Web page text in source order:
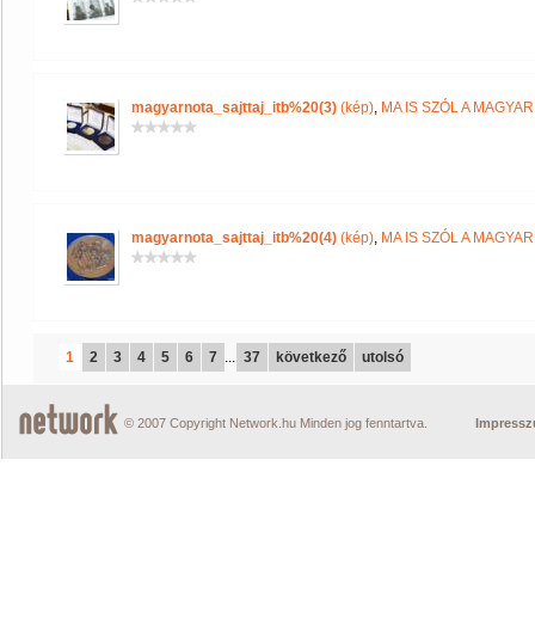
magyarnota_sajttaj_itb%20(3) (kép), MA IS SZÓL A
magyarnota_sajttaj_itb%20(4) (kép), MA IS SZÓL A
1 2 3 4 5 6 7 ... 37 következő utolsó
© 2007 Copyright Network.hu Minden jog fenntartva.